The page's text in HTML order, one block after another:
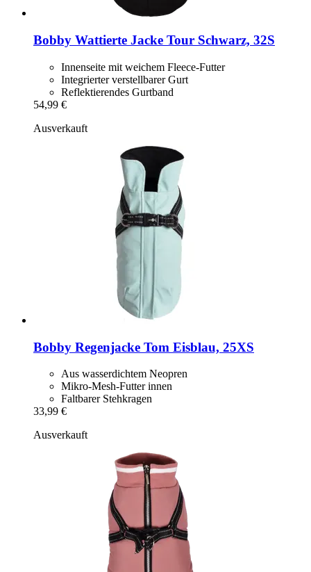
Bobby Wattierte Jacke Tour Schwarz, 32S
Innenseite mit weichem Fleece-Futter
Integrierter verstellbarer Gurt
Reflektierendes Gurtband
54,99 €
Ausverkauft
Bobby Regenjacke Tom Eisblau, 25XS
Aus wasserdichtem Neopren
Mikro-Mesh-Futter innen
Faltbarer Stehkragen
33,99 €
Ausverkauft